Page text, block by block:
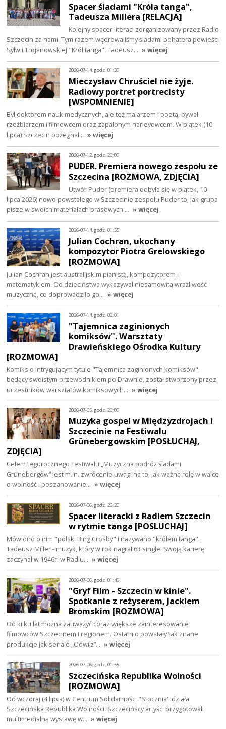
Spacer śladami "Króla tanga",
Tadeusza Millera [RELACJA]
Kolejny spacer literaci zorganizowany przez Radio
Szczecin za nami. Tym razem wędrowaliśmy śladami bohatera powieści
Sylwii Trojanowskiej "Król tanga". Tadeusz… » więcej
2026-07-14, godz. 01:30
Mieczysław Chruściel nie żyje.
Radiowy portret portrecisty
[WSPOMNIENIE]
Był doktorem nauk medycznych, ale też malarzem i poetą, bywał
rzeźbiarzem i filmowcem oraz zapalonym harleyowcem. W piątek (10
lipca) Szczecin pożegnał… » więcej
2026-07-12, godz. 20:00
PUDER. Premiera nowego zespołu ze
Szczecina [ROZMOWA, ZDJĘCIA]
Utwór Puder (premiera odbyła się w piątek, 10
lipca 2026) nowo powstałego w Szczecinie zespołu Puder to, jak grupa
pisze w swoich materiałach prasowych:… » więcej
2026-07-14, godz. 01:55
Julian Cochran, ukochany
kompozytor Piotra Grelowskiego
[ROZMOWA]
Julian Cochran jest australijskim pianistą, kompozytorem i
matematykiem. Od dzieciństwa wykazywał niesamowitą wrażliwość
muzyczną, co doprowadziło go… » więcej
2026-07-14, godz. 02:01
"Tajemnica zaginionych
komiksów". Warsztaty
Drawieńskiego Ośrodka Kultury
[ROZMOWA]
Komiks o intrygującym tytule "Tajemnica zaginionych komiksów",
będący swoistym przewodnikiem po Drawnie, został stworzony przez
uczestników warsztatów komiksowych… » więcej
2026-07-05, godz. 20:00
Muzyka gospel w Międzyzdrojach i
Szczecinie na Festiwalu
Grünebergowskim [POSŁUCHAJ,
ZDJĘCIA]
Celem tegorocznego Festiwalu „Muzyczna podróż śladami
Grünebergów” jest m.in. zwrócenie uwagi na to, jak ważną rolę w walce
o wolność i poszanowanie… » więcej
2026-07-06, godz. 23:20
Spacer literacki z Radiem Szczecin
w rytmie tanga [POSLUCHAJ]
Mówiono o nim "polski Bing Crosby" i nazywano "królem tanga".
Tadeusz Miller - muzyk, który w rok nagrał 63 single. Swoją karierę
zaczynał w 1946r. w Radiu… » więcej
2026-07-06, godz. 01:46
"Gryf Film - Szczecin w kinie".
Spotkanie z reżyserem, Jackiem
Bromskim [ROZMOWA]
Od kilku lat można zauważyć coraz większe zainteresowanie
filmowców Szczecinem i regionem. Ostatnio powstały tak znane
produkcje jak seriale „Odwilż”… » więcej
2026-07-06, godz. 01:55
Szczecińska Republika Wolności
[ROZMOWA]
Od wczoraj (4 lipca) w Centrum Solidarności "Stocznia" działa
Szczecińska Republika Wolności. Szczecińscy artyści przygotowali
multimedialną wystawę w… » więcej